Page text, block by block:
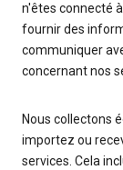
n'êtes connecté
fournir des
communiquer
concernant nos
Nous collectons
importez ou
services. Cela